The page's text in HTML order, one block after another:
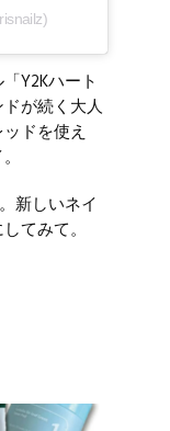
Y2Kハート
が続く大人
ドを使え
新しいネイ
てみて。